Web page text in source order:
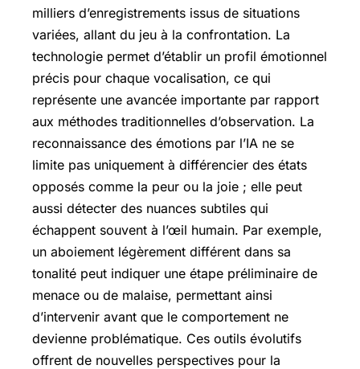
milliers d’enregistrements issus de situations
variées, allant du jeu à la confrontation. La
technologie permet d’établir un profil émotionnel
précis pour chaque vocalisation, ce qui
représente une avancée importante par rapport
aux méthodes traditionnelles d’observation. La
reconnaissance des émotions par l’IA ne se
limite pas uniquement à différencier des états
opposés comme la peur ou la joie ; elle peut
aussi détecter des nuances subtiles qui
échappent souvent à l’œil humain. Par exemple,
un aboiement légèrement différent dans sa
tonalité peut indiquer une étape préliminaire de
menace ou de malaise, permettant ainsi
d’intervenir avant que le comportement ne
devienne problématique. Ces outils évolutifs
offrent de nouvelles perspectives pour la